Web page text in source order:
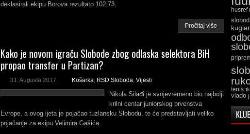
deklasirali ekipu Borova rezultato 102:73.
Pročitaj više
Kako je novom igraču Slobode zbog odlaska selektora BiH
propao transfer u Partizan?
31. Augusta 2017. Košarka, RSD Sloboda, Vijesti
Nikola Silađi je svojevremeno bio najbolji
krilni centar juniorskog prvenstva
Evrope, a ovog ljeta je pojačao tuzlansku Slobodu, te će predstavljati veliko
pojačanje za ekipu Velimira Gašića.
husref
tenis
vlado